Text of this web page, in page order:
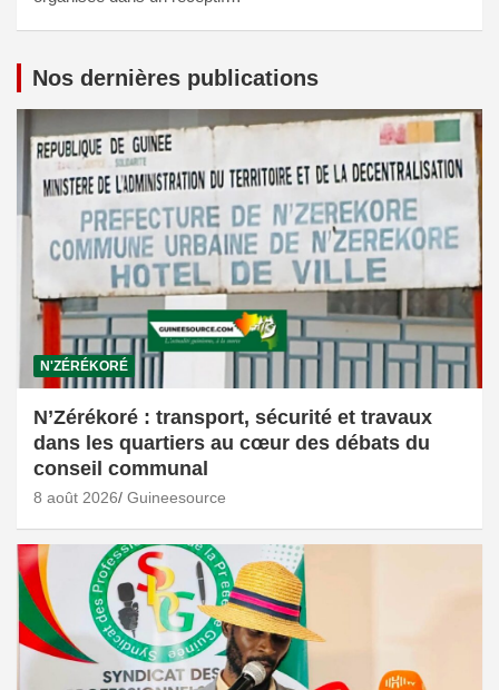
Nos dernières publications
N'ZÉRÉKORÉ
N’Zérékoré : transport, sécurité et travaux
dans les quartiers au cœur des débats du
conseil communal
8 août 2026 Guineesource